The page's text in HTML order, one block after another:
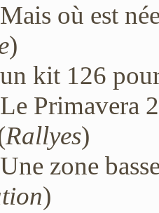
où est
)
kit 126
Primavera
Rallyes)
zone
)